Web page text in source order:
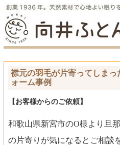
襟元の羽毛が片寄ってしま
ォーム事例
【お客様からのご依頼】
和歌山県新宮市のO様より旦
の片寄りが気になるとご相談